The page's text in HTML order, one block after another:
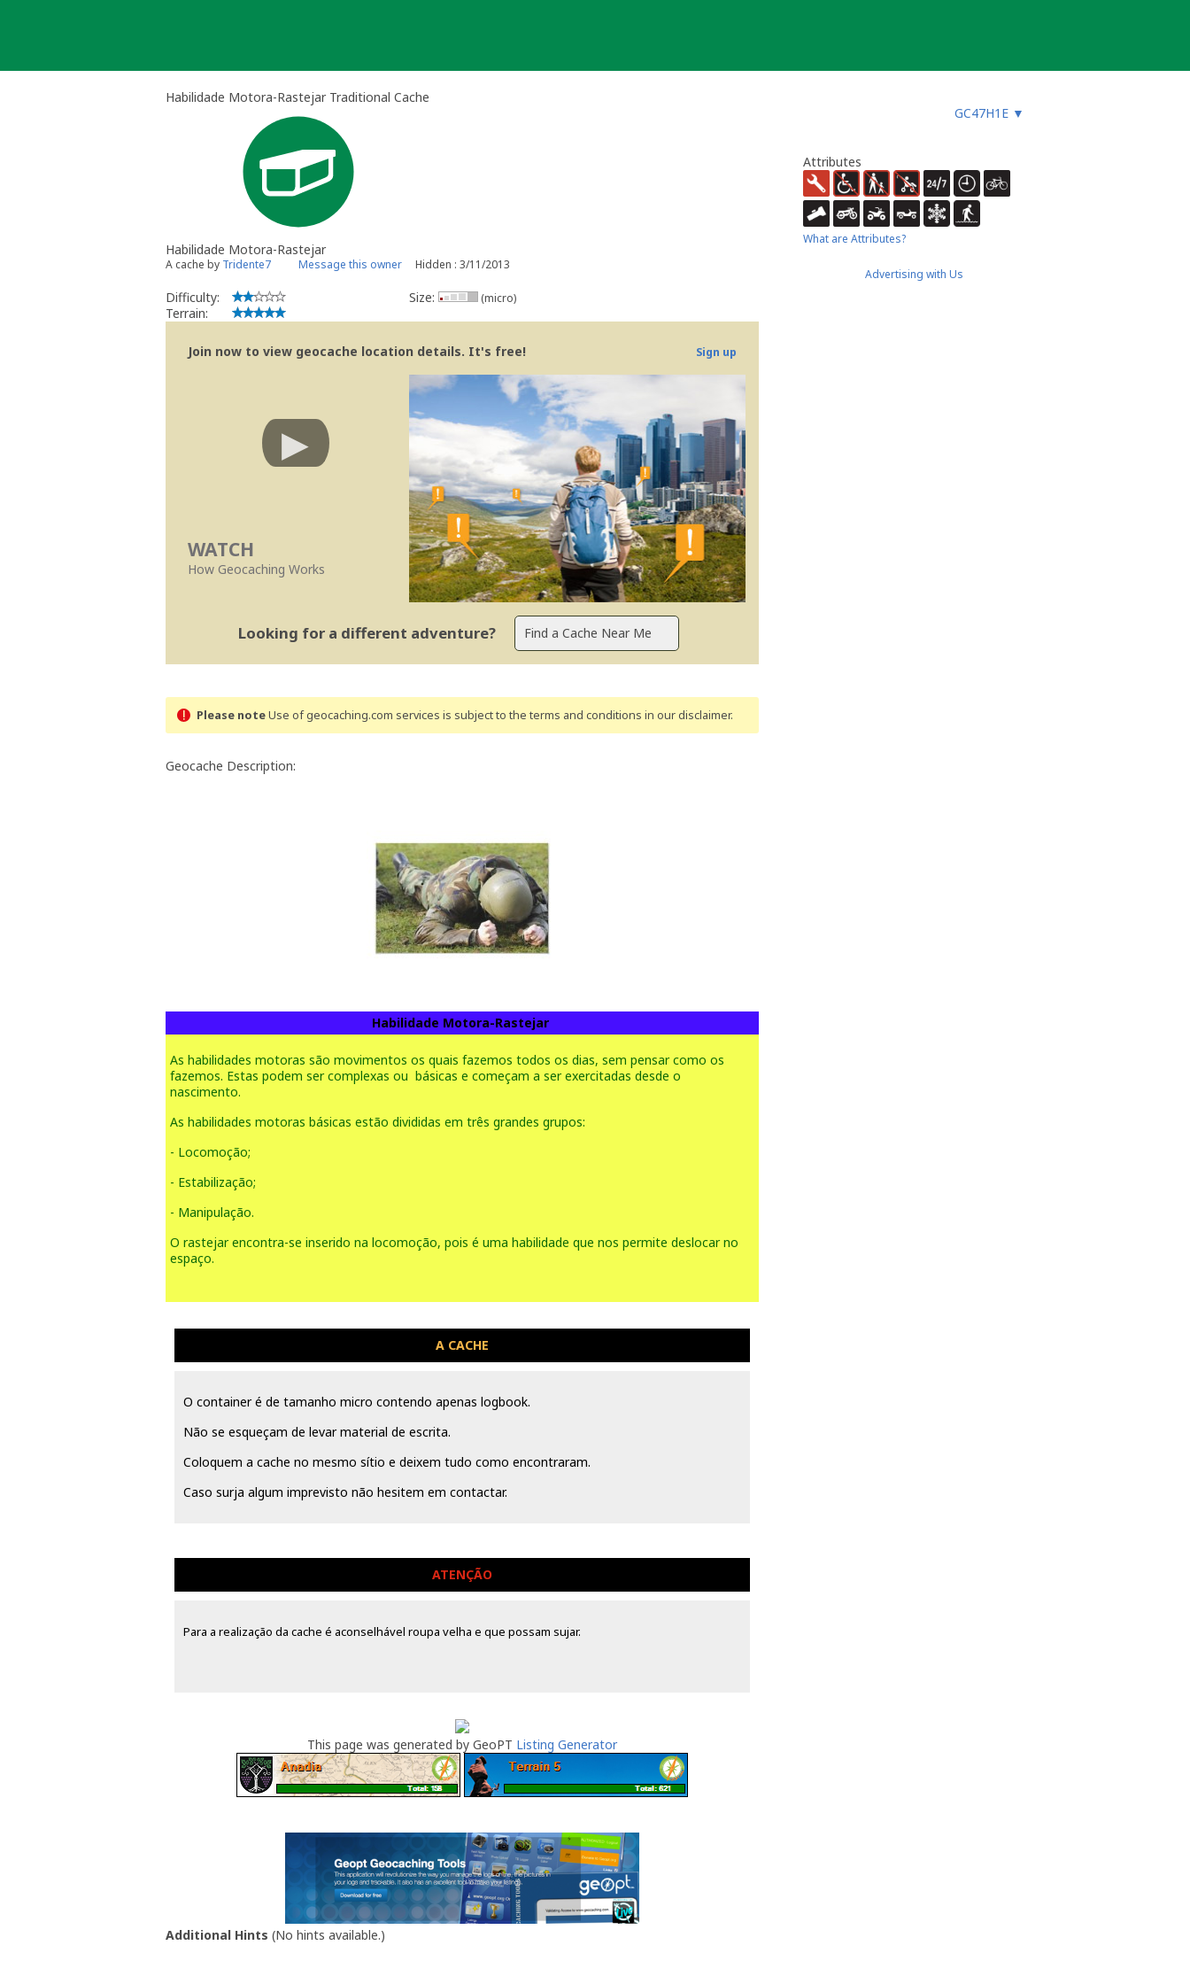
Habilidade Motora-Rastejar Traditional Cache
GC47H1E ▼
Habilidade Motora-Rastejar
A cache by Tridente7 Message this owner Hidden : 3/11/2013
Difficulty:
Terrain:
Size: (micro)
Join now to view geocache location details. It's free! Sign up
WATCH
How Geocaching Works
Looking for a different adventure?
Please noteUse of geocaching.com services is subject to the terms and conditions in our disclaimer.
Geocache Description:
Habilidade Motora-Rastejar
As habilidades motoras são movimentos os quais fazemos todos os dias, sem pensar como os
fazemos. Estas podem ser complexas ou básicas e começam a ser exercitadas desde o
nascimento.
As habilidades motoras básicas estão divididas em três grandes grupos:
- Locomoção;
- Estabilização;
- Manipulação.
O rastejar encontra-se inserido na locomoção, pois é uma habilidade que nos permite deslocar no
espaço.
A CACHE
O container é de tamanho micro contendo apenas logbook.
Não se esqueçam de levar material de escrita.
Coloquem a cache no mesmo sítio e deixem tudo como encontraram.
Caso surja algum imprevisto não hesitem em contactar.
ATENÇÃO
Para a realização da cache é aconselhável roupa velha e que possam sujar.
This page was generated by GeoPT Listing Generator
Additional Hints (No hints available.)
Attributes
What are Attributes?
Advertising with Us